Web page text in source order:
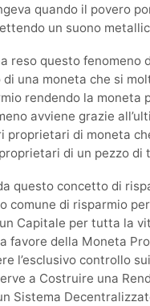
quando il povero
un suono
reso questo
una moneta che si
rendendo la moneta
avviene grazie
proprietari di moneta
di un pezzo di
questo concetto di
comune di risparmio
Capitale per tutta la
a favore della Moneta
l’esclusivo controllo
a Costruire una
Sistema